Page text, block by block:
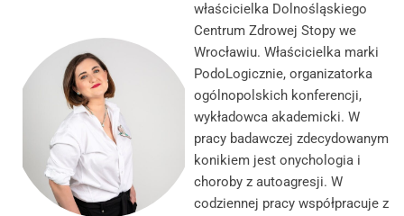
właścicielka Dolnośląskiego
Centrum Zdrowej Stopy we
Wrocławiu. Właścicielka marki
PodoLogicznie, organizatorka
ogólnopolskich konferencji,
wykładowca akademicki. W
pracy badawczej zdecydowanym
konikiem jest onychologia i
choroby z autoagresji. W
codziennej pracy współpracuje z